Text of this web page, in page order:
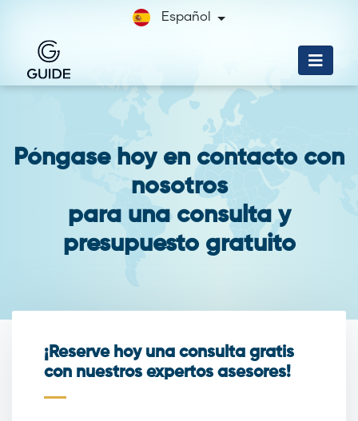
Español
Póngase hoy en contacto con
nosotros
para una consulta y
presupuesto gratuito
¡Reserve hoy una consulta gratis
con nuestros expertos asesores!